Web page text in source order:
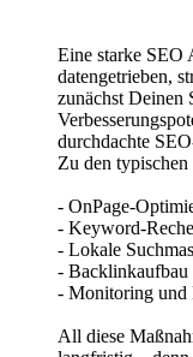
Eine starke SEO
datengetrieben,
zunächst Deinen
durchdachte
Zu den
- OnPage-
- Keyword-
- Lokale
-
- Monitoring und
All diese